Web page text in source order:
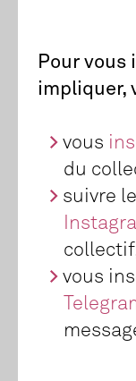
Pour vous
impliquer,
vous
du
suivre
vous